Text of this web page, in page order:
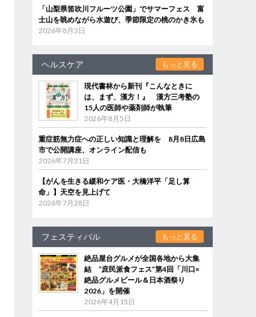
「山梨県笛吹川フルーツ公園」でサマーフェス 富
士山を眺めながら水遊び、季節限定の桃のかき氷も
2026年8月3日
ヘルスケア もっと見る
現代書林から新刊『こんなときに
は、まず、漢方！』 漢方三考塾の
15人の医師や薬剤師が執筆
2026年8月5日
重症筋無力症への正しい知識と理解を 8月8日広島
市で公開講座、オンライン配信も
2026年7月31日
【がんを生きる緩和ケア医・大橋洋平「足し算
命」】天空を見上げて
2026年7月28日
フェスティバル もっと見る
絶品屋台グルメが全国各地から大集
結 “庶民派食フェス”第4回「川口×
絶品グルメビール＆日本酒祭り
2026」を開催
2026年4月15日